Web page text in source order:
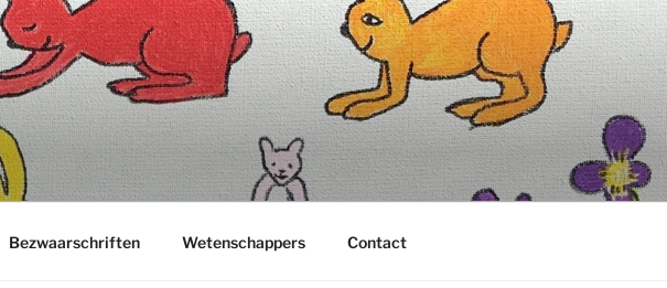
Bezwaarschriften Wetenschappers Contact